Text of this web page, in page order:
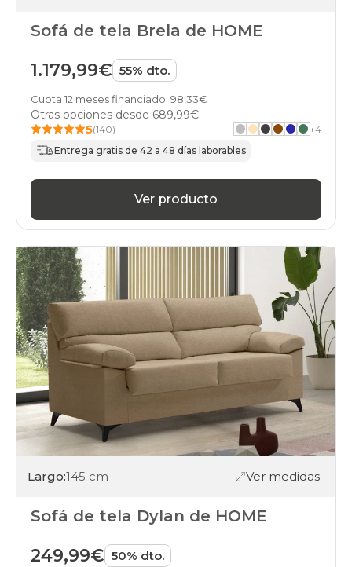
Sofá de tela Brela de HOME
1.179,99€ 55% dto.
Cuota 12 meses financiado: 98,33€
Otras opciones desde 689,99€
5(140) +4
Entrega gratis de 42 a 48 días laborables
Ver producto
Largo:145 cm Ver medidas
Sofá de tela Dylan de HOME
249,99€ 50% dto.